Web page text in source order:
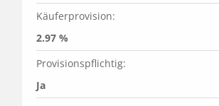
Käuferprovision:
2.97 %
Provisionspflichtig:
Ja